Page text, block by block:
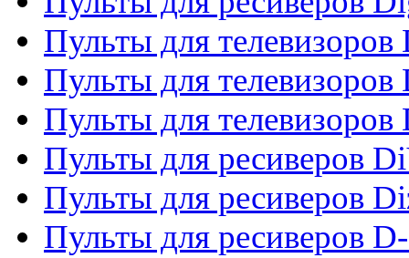
Пульты для
Пульты для
Пульты для телевизоров
Пульты для ресиверов
Пульты для ресиверов
Пульты для ресиверов